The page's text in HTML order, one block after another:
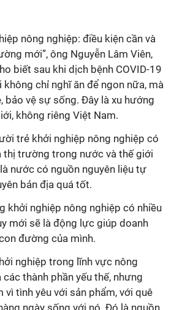
nông nghiệp: điều kiện cần và
mới”, ông Nguyễn Lâm Viên,
biết sau khi dịch bệnh COVID-19
chỉ nghĩ ăn để ngon nữa, mà
bảo vệ sự sống. Đây là xu hướng
không riêng Việt Nam.
trẻ khởi nghiệp nông nghiệp có
thị trường trong nước và thế giới
nước có nguồn nguyên liệu tự
bản địa quá tốt.
khởi nghiệp nông nghiệp có nhiều
mới sẽ là động lực giúp doanh
đường của mình.
nghiệp trong lĩnh vực nông
thành phần yếu thế, nhưng
vì tình yêu với sản phẩm, với quê
ngày sống với nó. Đó là nguồn